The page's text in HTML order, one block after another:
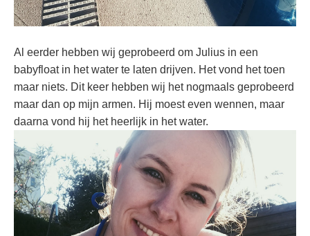
Al eerder hebben wij geprobeerd om Julius in een
babyfloat in het water te laten drijven. Het vond het toen
maar niets. Dit keer hebben wij het nogmaals geprobeerd
maar dan op mijn armen. Hij moest even wennen, maar
daarna vond hij het heerlijk in het water.